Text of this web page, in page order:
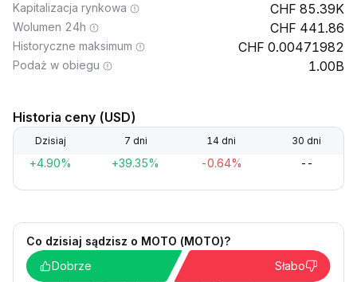
Kapitalizacja rynkowa 85.39K
Wolumen 24h 441.86
Historyczne maksimum 0.00471982
Podaż w obiegu 1.00B
Historia ceny (USD)
Dzisiaj 7 dni 14 dni 30 dni
+4.90% +39.35% -0.64% --
Co dzisiaj sądzisz o MOTO (MOTO)?
Dobrze
Słabo